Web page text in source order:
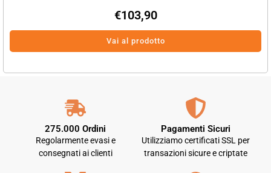
€103,90
Vai al prodotto
275.000 Ordini
Regolarmente evasi e
consegnati ai clienti
Pagamenti Sicuri
Utilizziamo certificati SSL per
transazioni sicure e criptate